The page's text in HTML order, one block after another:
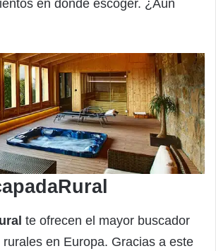
en donde escoger. ¿Aún
te ofrecen el mayor buscador
en Europa. Gracias a este